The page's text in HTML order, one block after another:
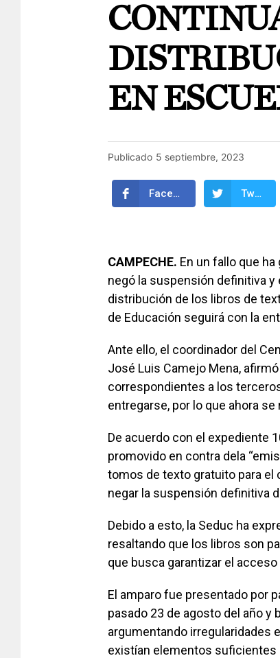
EN
Publicado 5 septiembre, 2023
Facebook Twitter
CAMPECHE. En un fallo que
negó la suspensión definitiva y
distribución de los libros de
de Educación seguirá con la
Ante ello, el coordinador del
José Luis Camejo Mena,
correspondientes a los
entregarse, por lo que ahora se
De acuerdo con el expediente
promovido en contra dela
tomos de texto gratuito para el
negar la suspensión definitiva
Debido a esto, la Seduc ha
resaltando que los libros son
que busca garantizar el
El amparo fue presentado por
pasado 23 de agosto del año y
argumentando irregularidades
existían elementos suficientes